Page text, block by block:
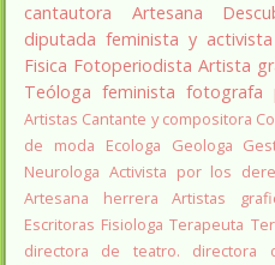
cantautora
Artesana
diputada feminista y
Fisica Fotoperiodista Artista
Teóloga feminista fotografa
Artistas Cantante y compositora
de moda
Ecologa Geologa
Neurologa Activista por los
Artesana herrera
Artistas
Escritoras Fisiologa Terapeuta
directora de teatro.
directora